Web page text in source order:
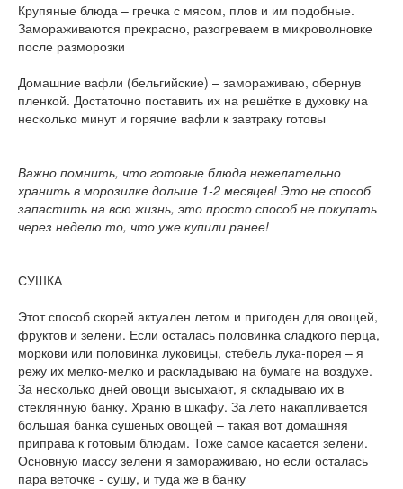
Крупяные блюда – гречка с мясом, плов и им подобные.
Замораживаются прекрасно, разогреваем в микроволновке
после разморозки
Домашние вафли (бельгийские) – замораживаю, обернув
пленкой. Достаточно поставить их на решётке в духовку на
несколько минут и горячие вафли к завтраку готовы
Важно помнить, что готовые блюда нежелательно
хранить в морозилке дольше 1-2 месяцев! Это не способ
запастить на всю жизнь, это просто способ не покупать
через неделю то, что уже купили ранее!
СУШКА
Этот способ скорей актуален летом и пригоден для овощей,
фруктов и зелени. Если осталась половинка сладкого перца,
моркови или половинка луковицы, стебель лука-порея – я
режу их мелко-мелко и раскладываю на бумаге на воздухе.
За несколько дней овощи высыхают, я складываю их в
стеклянную банку. Храню в шкафу. За лето накапливается
большая банка сушеных овощей – такая вот домашняя
приправа к готовым блюдам. Тоже самое касается зелени.
Основную массу зелени я замораживаю, но если осталась
пара веточке - сушу, и туда же в банку